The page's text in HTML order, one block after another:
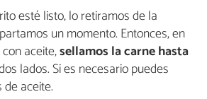
esté listo, lo retiramos de la
un momento. Entonces, en
aceite,sellamos la carne hasta
lados. Si es necesario puedes
aceite.